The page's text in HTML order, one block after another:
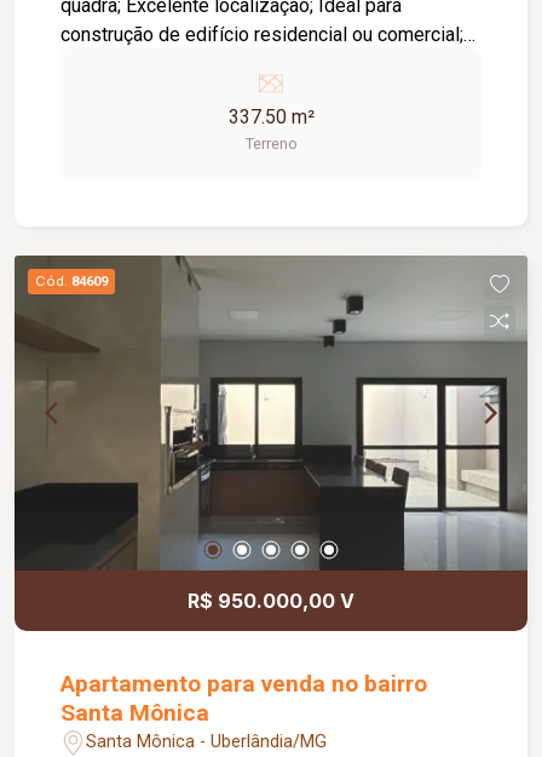
quadra; Excelente localização; Ideal para
construção de edifício residencial ou comercial;
grande potencial de valorização.
337.50 m²
Terreno
Cód. 84609
R$ 950.000,00 V
Apartamento para venda no bairro
Santa Mônica
Santa Mônica - Uberlândia/MG